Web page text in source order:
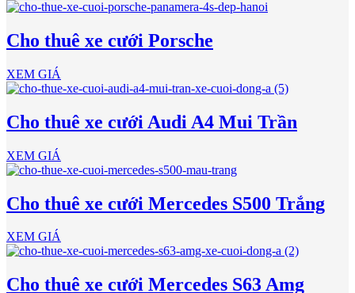
Cho thuê xe cưới Porsche
XEM GIÁ
Cho thuê xe cưới Audi A4 Mui Trần
XEM GIÁ
Cho thuê xe cưới Mercedes S500 Trắng
XEM GIÁ
Cho thuê xe cưới Mercedes S63 Amg